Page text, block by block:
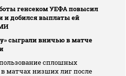
генсеком УЕФА повысил
и добился выплаты ей
сыграли вничью в матче
сплошных
матчах низших лиг после